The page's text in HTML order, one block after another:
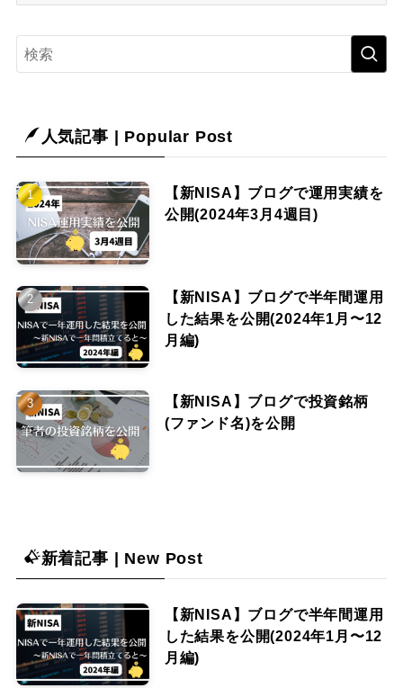
カ
イ
Archive
人気記事 | Popular Post
【新NISA】ブログで運用実績を
公開(2024年3月4週目)
【新NISA】ブログで半年間運用
した結果を公開(2024年1月〜12
月編)
【新NISA】ブログで投資銘柄
(ファンド名)を公開
新着記事 | New Post
【新NISA】ブログで半年間運用
した結果を公開(2024年1月〜12
月編)